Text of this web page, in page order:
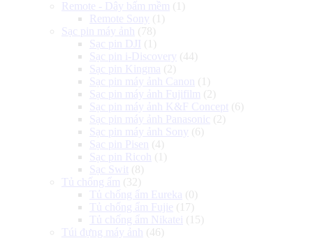
Remote - Dây bấm mềm (1)
Remote Sony (1)
Sạc pin máy ảnh
(78)
Sạc pin DJI (1)
Sạc pin i-Discovery (44)
Sạc pin Kingma (2)
Sạc pin máy ảnh Canon
(1)
Sạc pin máy ảnh Fujifilm (2)
Sạc pin máy ảnh K&F Concept (6)
Sạc pin máy ảnh Panasonic (2)
Sạc pin máy ảnh Sony (6)
Sạc pin Pisen
(4)
Sạc pin Ricoh
(1)
Sạc Swit (8)
Tủ chống ẩm (32)
Tủ chống ẩm Eureka (0)
Tủ chống ẩm Fujie (17)
Tủ chống ẩm Nikatei (15)
Túi đựng máy ảnh
(46)